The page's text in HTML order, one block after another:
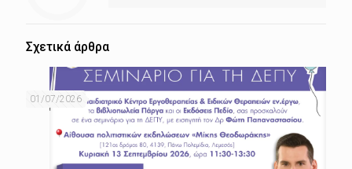
Σχετικά άρθρα
01/07/2026